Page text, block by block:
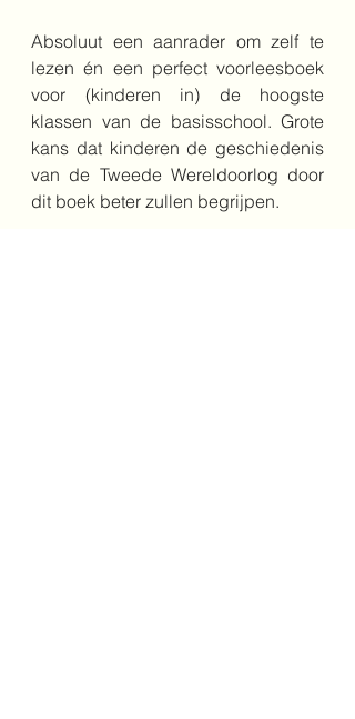
Absoluut een aanrader om zelf te
lezen én een perfect voorleesboek
voor (kinderen in) de hoogste
klassen van de basisschool. Grote
kans dat kinderen de geschiedenis
van de Tweede Wereldoorlog door
dit boek beter zullen begrijpen.